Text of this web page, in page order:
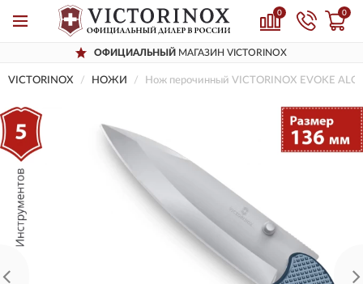
0 0
ОФИЦИАЛЬНЫЙ МАГАЗИН VICTORINOX
VICTORINOX НОЖИ Нож перочинный VICTORINOX EVOKE